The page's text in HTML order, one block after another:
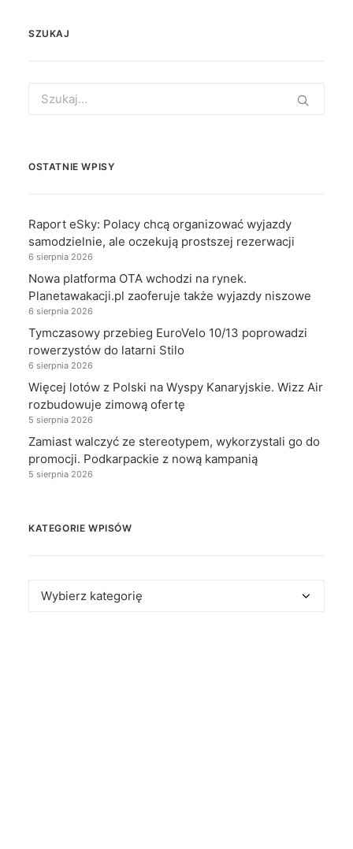
SZUKAJ
for:
OSTATNIE WPISY
Raport eSky: Polacy chcą organizować wyjazdy
samodzielnie, ale oczekują prostszej rezerwacji
6 sierpnia 2026
Nowa platforma OTA wchodzi na rynek.
Planetawakacji.pl zaoferuje także wyjazdy niszowe
6 sierpnia 2026
Tymczasowy przebieg EuroVelo 10/13 poprowadzi
rowerzystów do latarni Stilo
6 sierpnia 2026
Więcej lotów z Polski na Wyspy Kanaryjskie. Wizz Air
rozbudowuje zimową ofertę
5 sierpnia 2026
Zamiast walczyć ze stereotypem, wykorzystali go do
promocji. Podkarpackie z nową kampanią
5 sierpnia 2026
KATEGORIE WPISÓW
Kategorie